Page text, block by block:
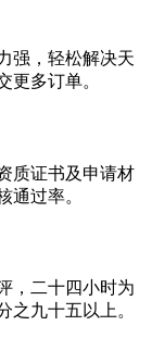
强，轻松解决天
更多订单。
质证书及申请材
通过率。
，二十四小时为
之九十五以上。